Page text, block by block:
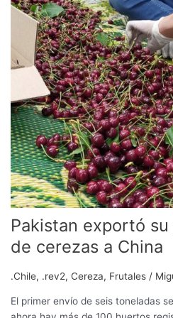
Pakistan exportó
de cerezas a China
.Chile, .rev2, Cereza, Frutales /
El primer envío de seis toneladas
su
primer
cargamento
cerezas
China